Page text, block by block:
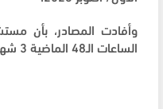
وأفادت المصادر، بأن
الساعات الـ48 الماضية 3 شهداء، و35 إصابة.